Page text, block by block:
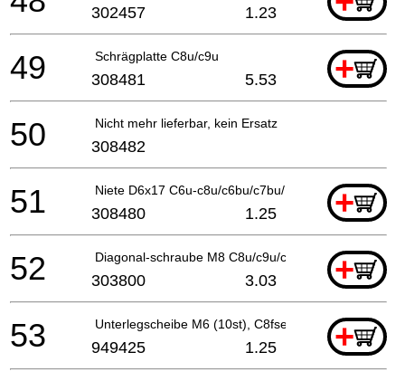
302457 1.23
Schrägplatte C8u/c9u +
49 308481 5.53
Nicht mehr lieferbar, kein Ersatz
50 308482
Niete D6x17 C6u-c8u/c6bu/c7bu/ C6dd/fc6sb
+
51 308480 1.25
Diagonal-schraube M8 C8u/c9u/c6dd +
52 303800 3.03
Unterlegscheibe M6 (10st), C8fse +
53 949425 1.25